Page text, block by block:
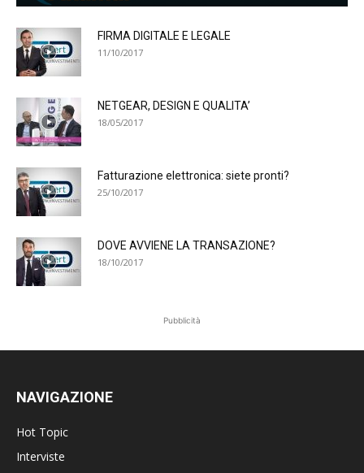
FIRMA DIGITALE E LEGALE
11/10/2017
NETGEAR, DESIGN E QUALITA’
18/05/2017
Fatturazione elettronica: siete pronti?
25/10/2017
DOVE AVVIENE LA TRANSAZIONE?
18/10/2017
Pubblicità
NAVIGAZIONE
Hot Topic
Interviste